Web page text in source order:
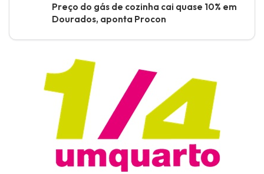
Preço do gás de cozinha cai quase 10% em
Dourados, aponta Procon